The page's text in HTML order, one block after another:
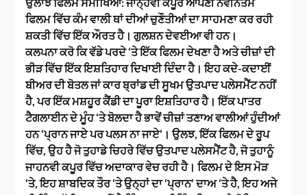
ਫਿਲਮ ਵਿੱਚ ਕੰਮ ਵਾਲੀ ਥਾਂ ਦੀਆਂ ਚੁਣੌਤੀਆਂ ਦਾ ਸਾਹਮਣਾ ਕਰ ਰਹੀ
ਸ਼ਕਤੀ ਵਿੱਚ ਇੱਕ ਔਰਤ ਹੈ। ਗੁਲਸ਼ਨ ਦੇਵਈਆ ਵੀ ਹਨ।
ਕਲਪਨਾ ਕਰੋ ਕਿ ਵੱਡੇ ਪਰਦੇ ‘ਤੇ ਇੱਕ ਫਿਲਮ ਦੇਖਣਾ ਹੈ ਅਤੇ ਚੀਜ਼ਾਂ ਦੀ
ਭੀੜ ਵਿੱਚ ਇੱਕ ਇਸ਼ਤਿਹਾਰ ਦਿਖਾਈ ਦਿੰਦਾ ਹੈ। ਇਹ ਕਦੇ-ਕਦਾਈਂ
ਬੀਅਰ ਦੀ ਬੋਤਲ ਜਾਂ ਕਾਰ ਬ੍ਰਾਂਡ ਦੀ ਸੂਖਮ ਉਤਪਾਦ ਪਲੇਸਮੈਂਟ ਨਹੀਂ
ਹੈ, ਪਰ ਇੱਕ ਮਸ਼ਹੂਰ ਕੈਂਡੀ ਦਾ ਪੂਰਾ ਇਸ਼ਤਿਹਾਰ ਹੈ। ਇੱਕ ਪਾਤਰ
ਟੈਗਲਾਈਨ ਦੇ ਮੂੰਹ ‘ਤੇ ਬੋਲਦਾ ਹੈ ਭਾਵੇਂ ਚੀਜ਼ਾਂ ਤਣਾਅ ਵਾਲੀਆਂ ਹੁੰਦੀਆਂ
ਹਨ ‘ਪ੍ਰਾਨ ਜਾਏ ਪਰ ਪਲਸ ਨਾ ਜਾਏ’। ਉਲਝ, ਇੱਕ ਫਿਲਮ ਦੇ ਰੂਪ
ਵਿੱਚ, ਉਹ ਹੈ ਜੋ ਤੁਹਾਡੇ ਚਿਹਰੇ ਵਿੱਚ ਉਤਪਾਦ ਪਲੇਸਮੈਂਟ ਹੈ, ਜੋ ਤੁਹਾਨੂੰ
ਜਾਹਨਵੀ ਕਪੂਰ ਵਿੱਚ ਅਦਾਕਾਰ ਵੇਚ ਰਹੀ ਹੈ। ਫਿਲਮ ਦੇ ਇਸ ਮੋੜ
‘ਤੇ, ਇਹ ਸ਼ਾਬਦਿਕ ਤੌਰ ‘ਤੇ ਉਨ੍ਹਾਂ ਦਾ ‘ਪ੍ਰਾਨ’ ਦਾਅ ‘ਤੇ ਹੈ, ਇਹ ਅਜੇ